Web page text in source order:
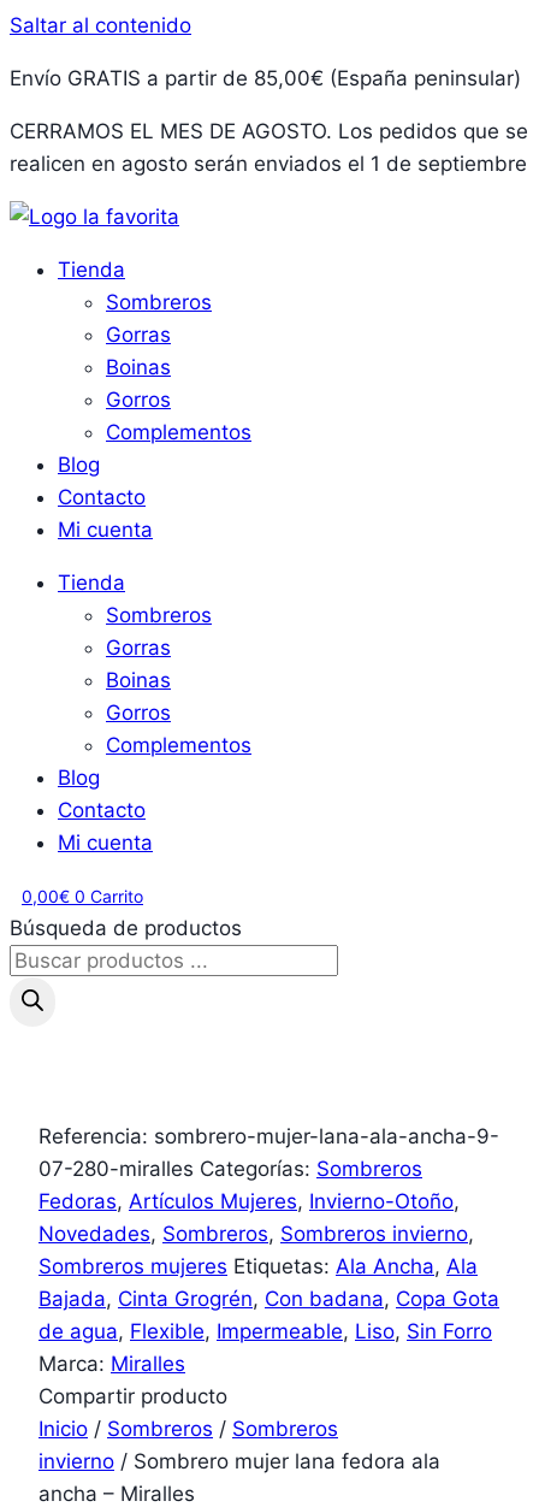
Saltar al contenido
Envío GRATIS a partir de 85,00€ (España peninsular)
CERRAMOS EL MES DE AGOSTO. Los pedidos que se
realicen en agosto serán enviados el 1 de septiembre
Tienda
Sombreros
Gorras
Boinas
Gorros
Complementos
Blog
Contacto
Mi cuenta
Tienda
Sombreros
Gorras
Boinas
Gorros
Complementos
Blog
Contacto
Mi cuenta
0,00€ 0 Carrito
Búsqueda de productos
Referencia: sombrero-mujer-lana-ala-ancha-9-
07-280-miralles Categorías: Sombreros
Fedoras, Artículos Mujeres, Invierno-Otoño,
Novedades, Sombreros, Sombreros invierno,
Sombreros mujeres Etiquetas: Ala Ancha, Ala
Bajada, Cinta Grogrén, Con badana, Copa Gota
de agua, Flexible, Impermeable, Liso, Sin Forro
Marca: Miralles
Compartir producto
Inicio / Sombreros / Sombreros
invierno / Sombrero mujer lana fedora ala
ancha – Miralles